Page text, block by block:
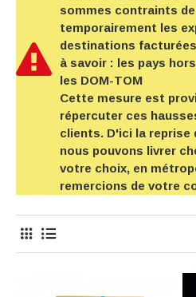
sommes contraints
temporairement les
destinations
à savoir : les pays
les DOM-TOM
Cette mesure est
répercuter ces
clients. D'ici la
nous pouvons livrer
votre choix, en
remercions de votre